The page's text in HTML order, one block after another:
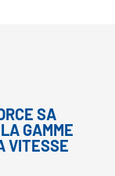
SA
GAMME
VITESSE